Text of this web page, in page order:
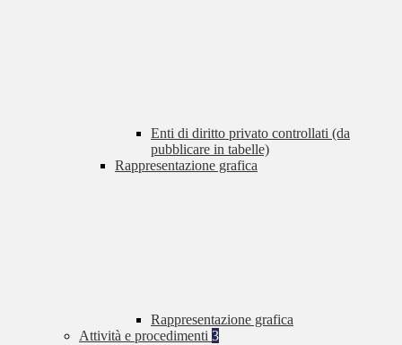
Enti di diritto privato controllati (da
pubblicare in tabelle)
Rappresentazione grafica
Rappresentazione grafica
Attività e procedimenti 3